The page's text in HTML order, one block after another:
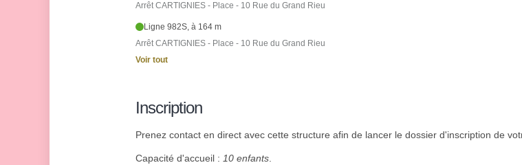
Arrêt CARTIGNIES - Place - 10 Rue du Grand Rieu
Ligne 982S, à 164 m
Arrêt CARTIGNIES - Place - 10 Rue du Grand Rieu
Voir tout
Inscription
Prenez contact en direct avec cette structure afin de lancer le dossier d'inscription de
Capacité d'accueil : 10 enfants.